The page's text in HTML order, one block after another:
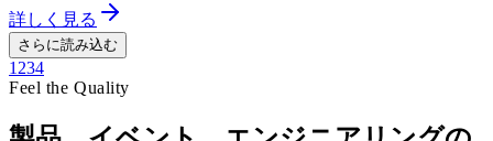
詳しく見る
さらに読み込む
1234
Feel the Quality